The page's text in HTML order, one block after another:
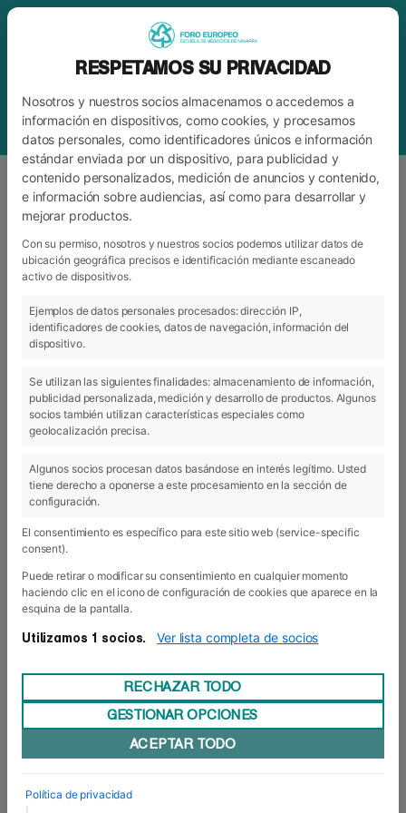
BLOGFORO
ARCHIVO CATEGORÍAS
29 Ene 2021 - Actualidad
Waterpolo con acento cubano
El deportista cubano y jugador del club
Girlado Carales, ha mantenido un encuentro esta mañana
con el coordinador de deportes delCampo de Deportes
Larraina y excapitán del WP Navarra,Asier Esteban, y los
alumnos de 1º delGrado de Enseñanza y Animación
Sociodeportiva de Foro Europeo.
Dedicado al waterpolo desde hace más de veinte años,
Carales ha compartido con los estudiantes que siempre
RESPETAMOS SU PRIVACIDAD
Nosotros y nuestros socios almacenamos o accedemos a
información en dispositivos, como cookies, y procesamos
datos personales, como identificadores únicos e información
estándar enviada por un dispositivo, para publicidad y
contenido personalizados, medición de anuncios y contenido,
e información sobre audiencias, así como para desarrollar y
mejorar productos.
Con su permiso, nosotros y nuestros socios podemos utilizar datos de
ubicación geográfica precisos e identificación mediante escaneado
activo de dispositivos.
Ejemplos de datos personales procesados: dirección IP,
identificadores de cookies, datos de navegación, información del
dispositivo.
Se utilizan las siguientes finalidades: almacenamiento de información,
publicidad personalizada, medición y desarrollo de productos. Algunos
socios también utilizan características especiales como
geolocalización precisa.
Algunos socios procesan datos basándose en interés legítimo. Usted
tiene derecho a oponerse a este procesamiento en la sección de
configuración.
El consentimiento es específico para este sitio web (service-specific
consent).
Puede retirar o modificar su consentimiento en cualquier momento
haciendo clic en el icono de configuración de cookies que aparece en la
esquina de la pantalla.
Utilizamos 1 socios. Ver lista completa de socios
RECHAZAR TODO
GESTIONAR OPCIONES
ACEPTAR TODO
Política de privacidad